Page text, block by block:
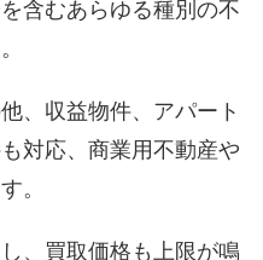
含むあらゆる種別の不
、収益物件、アパート
対応、商業用不動産や
。
、買取価格も上限が鳴